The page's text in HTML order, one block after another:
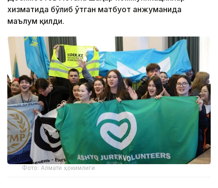
хизматида бўлиб ўтган матбуот анжуманида
маълум қилди.
Фото: Алмати ҳокимлиги